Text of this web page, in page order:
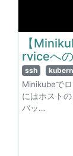
【
rviceへ
ssh
Minikubeで
にはホスト
バッ…